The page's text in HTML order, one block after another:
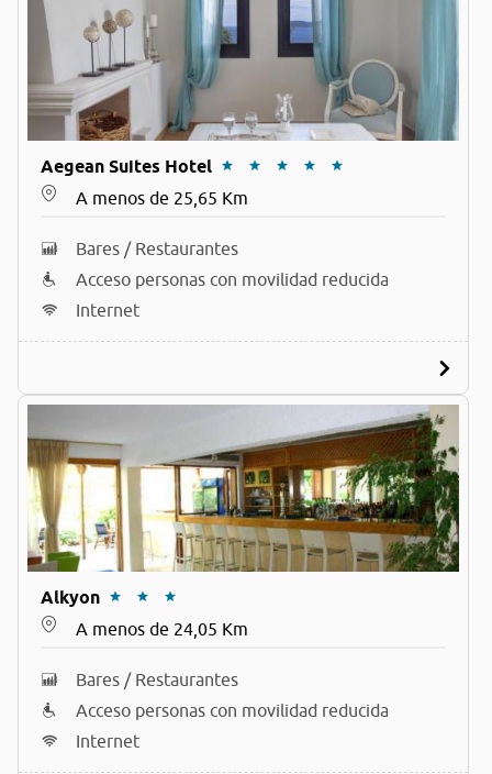
Aegean Suites Hotel
A menos de 25,65 Km
Bares / Restaurantes
Acceso personas con movilidad reducida
Internet
Alkyon
A menos de 24,05 Km
Bares / Restaurantes
Acceso personas con movilidad reducida
Internet